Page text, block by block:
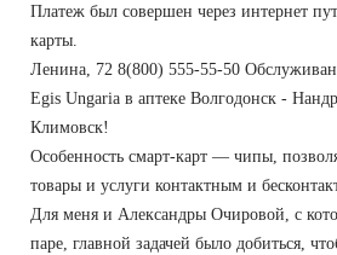
Платеж был совершен через интернет
карты.
Ленина, 72 8(800) 555-55-50
Egis Ungaria в аптеке Волгодонск -
Климовск!
Особенность смарт-карт — чипы,
товары и услуги контактным и
Для меня и Александры Очировой, с
паре, главной задачей было добиться,